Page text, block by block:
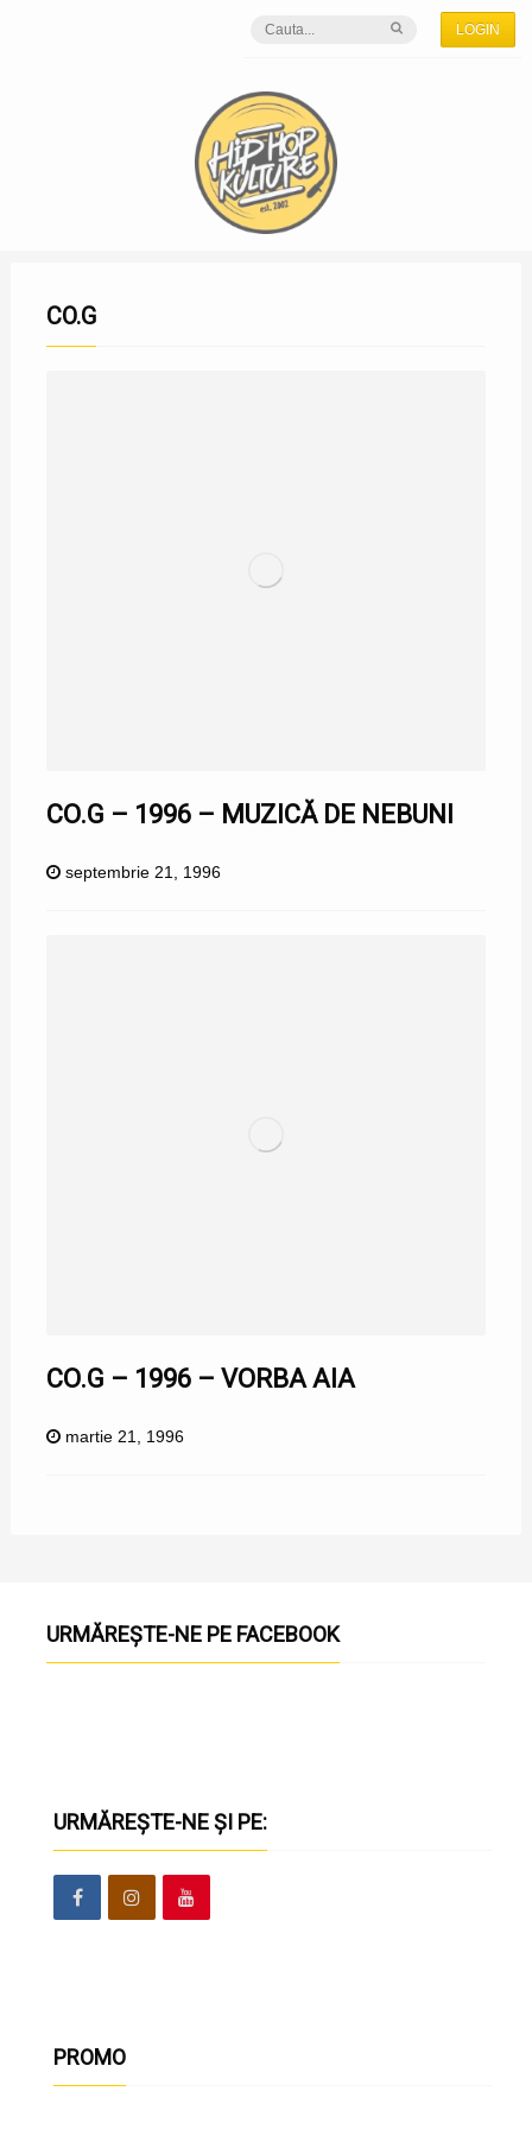
LOGIN
CO.G
CO.G – 1996 – MUZICĂ DE NEBUNI
septembrie 21, 1996
CO.G – 1996 – VORBA AIA
martie 21, 1996
URMĂREȘTE-NE PE FACEBOOK
URMĂREȘTE-NE ȘI PE:
PROMO